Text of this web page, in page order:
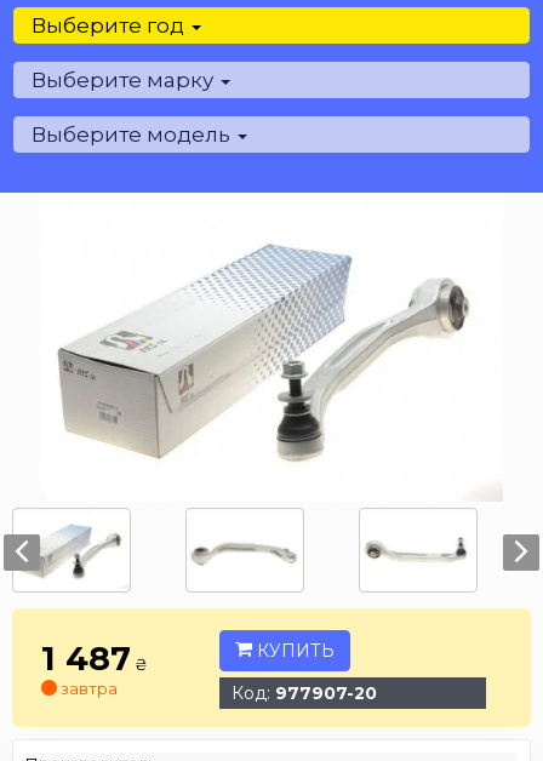
Выберите год
Выберите марку
Выберите модель
1 487 ₴
завтра
КУПИТЬ
Код: 977907-20